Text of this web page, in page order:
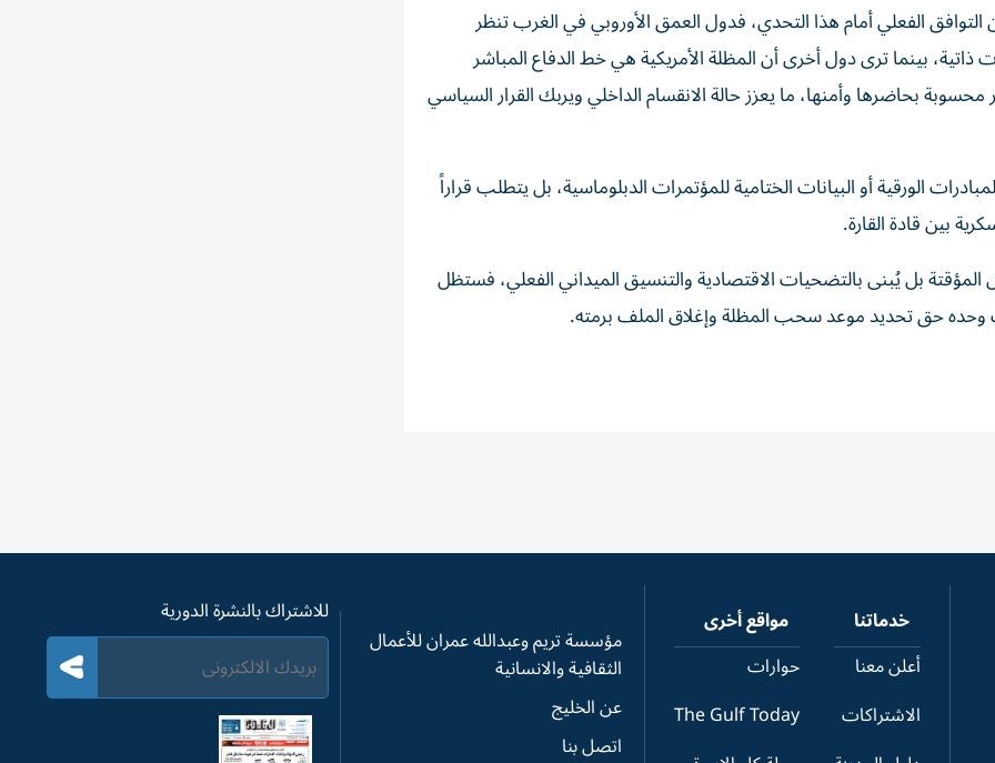
الفعلي أمام هذا التحدي، فدول العمق الأوروبي في الغرب تنظر
ذاتية، بينما ترى دول أخرى أن المظلة الأمريكية هي خط الدفاع المباشر
بحاضرها وأمنها، ما يعزز حالة الانقسام الداخلي ويربك القرار السياسي
الورقية أو البيانات الختامية للمؤتمرات الدبلوماسية، بل يتطلب قراراً
بين قادة القارة.
المؤقتة بل يُبنى بالتضحيات الاقتصادية والتنسيق الميداني الفعلي، فستظل
وحده حق تحديد موعد سحب المظلة وإغلاق الملف برمته.
خدماتنا
أعلن معنا
الاشتراكات
مواقع أخرى
حوارات
The Gulf Today
مؤسسة تريم وعبدالله عمران للأعمال
الثقافية والانسانية
عن الخليج
اتصل بنا
للاشتراك بالنشرة الدورية